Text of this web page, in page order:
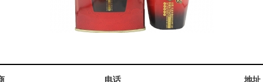
电话 地址